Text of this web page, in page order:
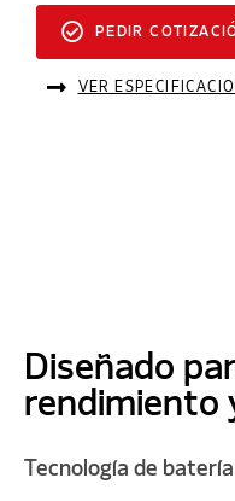
PEDIR
VER
Diseñado
rendimiento
Tecnología de